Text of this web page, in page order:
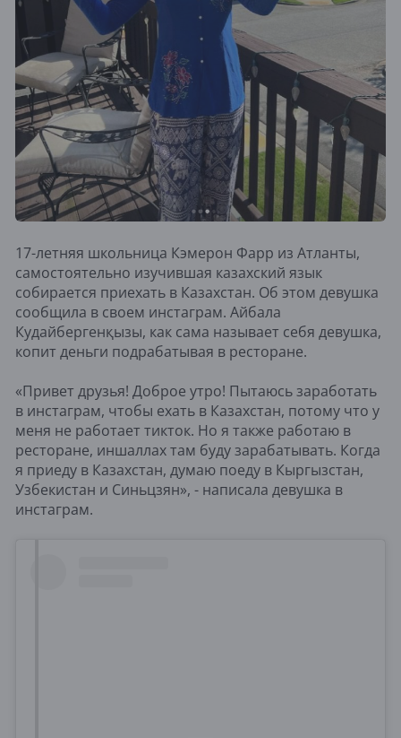
17-летняя школьница Кэмерон Фарр из Атланты,
самостоятельно изучившая казахский язык
собирается приехать в Казахстан. Об этом девушка
сообщила в своем инстаграм. Айбала
Кудайбергенқызы, как сама называет себя девушка,
копит деньги подрабатывая в ресторане.
«Привет друзья! Доброе утро! Пытаюсь заработать
в инстаграм, чтобы ехать в Казахстан, потому что у
меня не работает тикток. Но я также работаю в
ресторане, иншаллах там буду зарабатывать. Когда
я приеду в Казахстан, думаю поеду в Кыргызстан,
Узбекистан и Синьцзян», - написала девушка в
инстаграм.